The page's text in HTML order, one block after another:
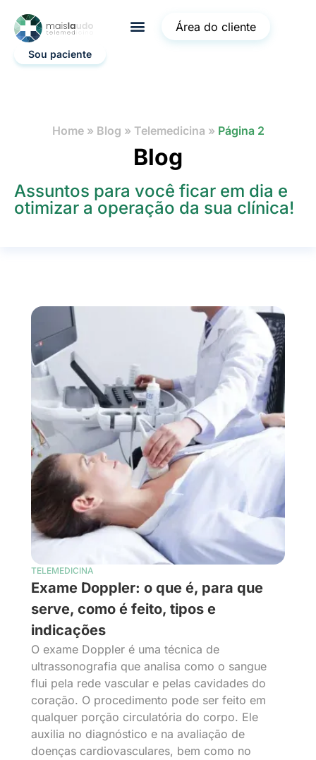
Área do cliente
Sou paciente
Home» Blog » Telemedicina » Página 2
Blog
Assuntos para você ficar em dia e
otimizar a operação da sua clínica!
TELEMEDICINA
Exame Doppler: o que é, para que
serve, como é feito, tipos e
indicações
O exame Doppler é uma técnica de
ultrassonografia que analisa como o sangue
flui pela rede vascular e pelas cavidades do
coração. O procedimento pode ser feito em
qualquer porção circulatória do corpo. Ele
auxilia no diagnóstico e na avaliação de
doenças cardiovasculares, bem como no